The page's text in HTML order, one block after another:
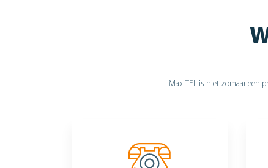
MaxiTEL is niet zomaar een